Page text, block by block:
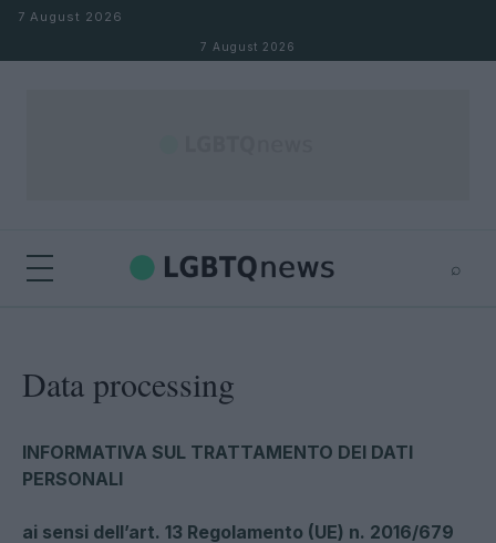
Skip to content
7 August 2026
7 August 2026
⌕
Data processing
INFORMATIVA SUL TRATTAMENTO DEI DATI
PERSONALI
ai sensi dell’art. 13 Regolamento (UE) n. 2016/679